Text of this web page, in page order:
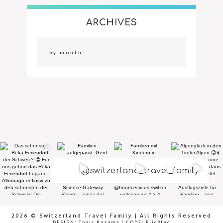
ARCHIVES
@switzerland_travel_family
2026 © Switzerland Travel Family | All Rights Reserved